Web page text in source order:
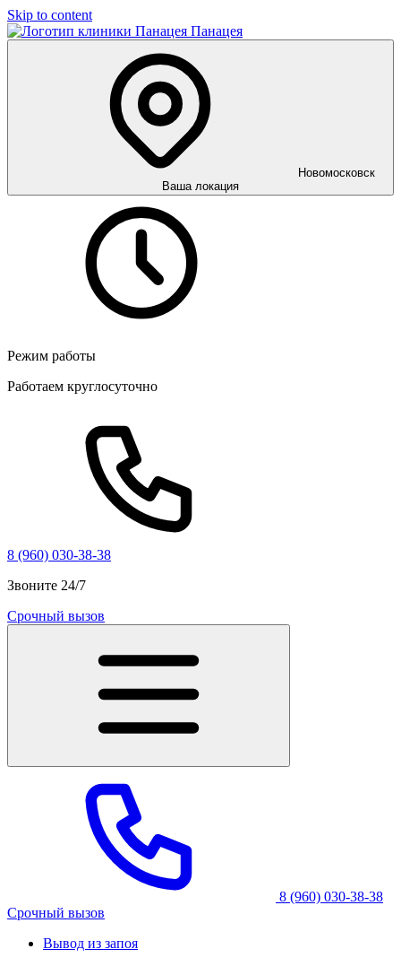
Skip to content
Панацея
Новомосковск
Ваша локация
Режим работы
Работаем круглосуточно
8 (960) 030-38-38
Звоните 24/7
Срочный вызов
8 (960) 030-38-38
Срочный вызов
Вывод из запоя